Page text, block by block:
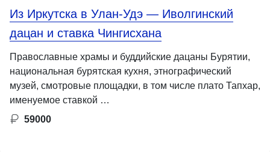
Из Иркутска в Улан-Удэ — Иволгинский
дацан и ставка Чингисхана
Православные храмы и буддийские дацаны Бурятии,
национальная бурятская кухня, этнографический
музей, смотровые площадки, в том числе плато Тапхар,
именуемое ставкой …
59000